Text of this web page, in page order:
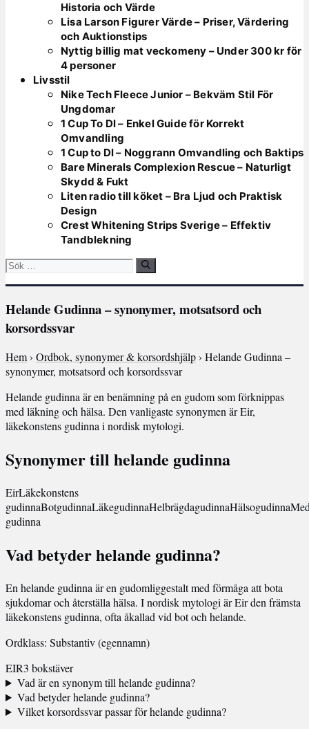
Historia och Värde
Lisa Larson Figurer Värde – Priser, Värdering
och Auktionstips
Nyttig billig mat veckomeny – Under 300 kr för
4 personer
Livsstil
Nike Tech Fleece Junior – Bekväm Stil För
Ungdomar
1 Cup To Dl – Enkel Guide för Korrekt
Omvandling
1 Cup to Dl – Noggrann Omvandling och Baktips
Bare Minerals Complexion Rescue – Naturligt
Skydd & Fukt
Liten radio till köket – Bra Ljud och Praktisk
Design
Crest Whitening Strips Sverige – Effektiv
Tandblekning
Sök
Helande Gudinna – synonymer, motsatsord och
korsordssvar
Hem› Ordbok, synonymer & korsordshjälp› Helande Gudinna –
synonymer, motsatsord och korsordssvar
Helande gudinna är en benämning på en gudom som förknippas
med läkning och hälsa. Den vanligaste synonymen är Eir,
läkekonstens gudinna i nordisk mytologi.
Synonymer till helande gudinna
EirLäkekonstens
gudinnaBotgudinnaLäkegudinnaHelbrägdagudinnaHälsogudinna
gudinna
Vad betyder helande gudinna?
En helande gudinna är en gudomliggestalt med förmåga att bota
sjukdomar och återställa hälsa. I nordisk mytologi är Eir den främsta
läkekonstens gudinna, ofta åkallad vid bot och helande.
Ordklass: Substantiv (egennamn)
EIR3 bokstäver
Vad är en synonym till helande gudinna?
Vad betyder helande gudinna?
Vilket korsordssvar passar för helande gudinna?